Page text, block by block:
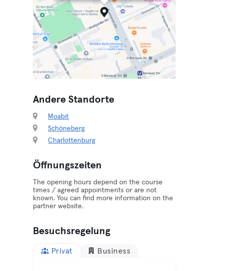
Andere Standorte
Moabit
Schöneberg
Charlottenburg
Öffnungszeiten
The opening hours depend on the course
times / agreed appointments or are not
known. You can find more information on the
partner website.
Besuchsregelung
Privat Business